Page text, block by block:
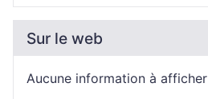
Sur le web
Aucune information à afficher